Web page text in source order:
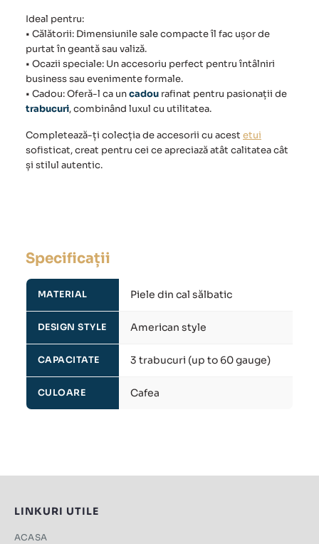
Ideal pentru:
• Călătorii: Dimensiunile sale compacte îl fac ușor de
purtat în geantă sau valiză.
• Ocazii speciale: Un accesoriu perfect pentru întâlniri
business sau evenimente formale.
• Cadou: Oferă-l ca uncadou rafinat pentru pasionații de
trabucuri, combinând luxul cu utilitatea.
Completează-ți colecția de accesorii cu acest etui
sofisticat, creat pentru cei ce apreciază atât calitatea cât
și stilul autentic.
Specificații
MATERIAL Piele din cal sălbatic
DESIGN STYLE American style
CAPACITATE 3 trabucuri (up to 60 gauge)
CULOARE Cafea
LINKURI UTILE
ACASA